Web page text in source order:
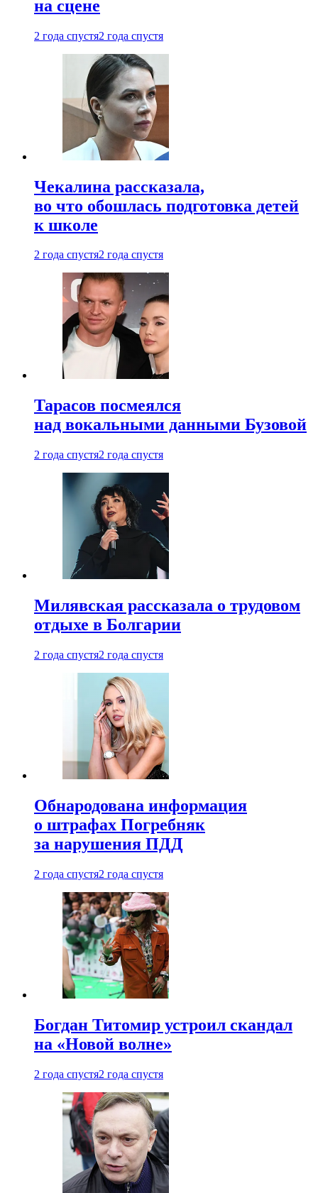
на сцене
2 года спустя2 года спустя
Чекалина рассказала,
во что обошлась подготовка детей
к школе
2 года спустя2 года спустя
Тарасов посмеялся
над вокальными данными Бузовой
2 года спустя2 года спустя
Милявская рассказала о трудовом
отдыхе в Болгарии
2 года спустя2 года спустя
Обнародована информация
о штрафах Погребняк
за нарушения ПДД
2 года спустя2 года спустя
Богдан Титомир устроил скандал
на «Новой волне»
2 года спустя2 года спустя